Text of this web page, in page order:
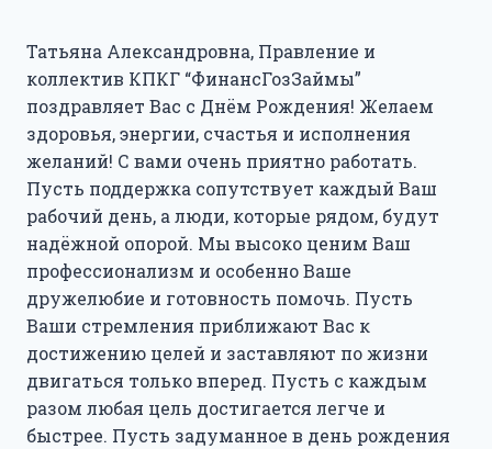
Татьяна Александровна, Правление и
коллектив КПКГ “ФинансГозЗаймы”
поздравляет Вас с Днём Рождения! Желаем
здоровья, энергии, счастья и исполнения
желаний! С вами очень приятно работать.
Пусть поддержка сопутствует каждый Ваш
рабочий день, а люди, которые рядом, будут
надёжной опорой. Мы высоко ценим Ваш
профессионализм и особенно Ваше
дружелюбие и готовность помочь. Пусть
Ваши стремления приближают Вас к
достижению целей и заставляют по жизни
двигаться только вперед. Пусть с каждым
разом любая цель достигается легче и
быстрее. Пусть задуманное в день рождения